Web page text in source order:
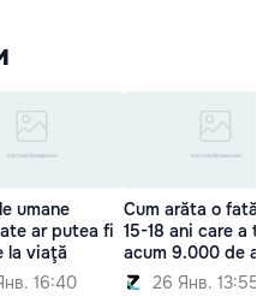
umane
ar putea fi
la viaţă
16:40
Cum arăta o fată
15-18 ani care a
acum 9.000 de ani
26 Янв. 13:55